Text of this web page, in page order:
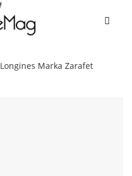
Longines Marka Zarafet